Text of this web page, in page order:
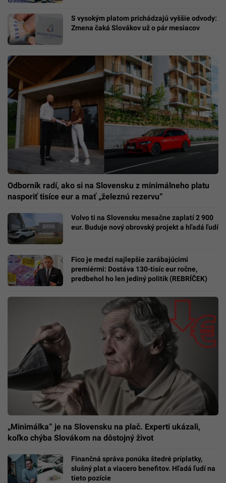
S vysokým platom prichádzajú vyššie odvody:
Zmena čaká Slovákov už o pár mesiacov
Odborník radí, ako si na Slovensku z minimálneho platu
nasporiť tisíce eur a mať „železnú rezervu“
Volvo ti na Slovensku mesačne zaplatí 2 900
eur. Buduje nový obrovský projekt a hľadá ľudí
Fico je medzi najlepšie zarábajúcimi
premiérmi: Dostáva 130-tisíc eur ročne,
predbehol ho len jediný politik (REBRÍČEK)
„Minimálka“ je na Slovensku na plač. Experti ukázali,
koľko chýba Slovákom na dôstojný život
Finančná správa ponúka štedré príplatky,
slušný plat a viacero benefitov. Hľadá ľudí na
tieto pozície